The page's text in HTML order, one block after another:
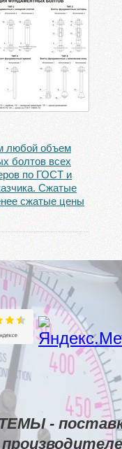
любой объем
болтов всех
по ГОСТ и
Сжатые
сжатые цены
-